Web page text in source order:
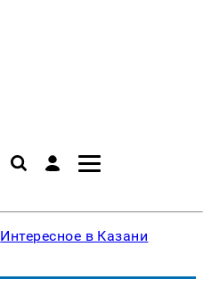
Интересное в Казани